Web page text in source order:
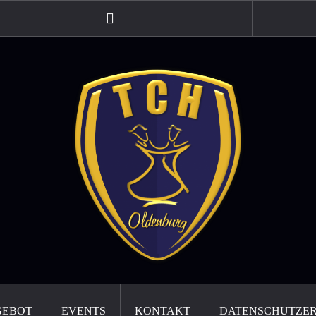
EVENTS KONTAKT